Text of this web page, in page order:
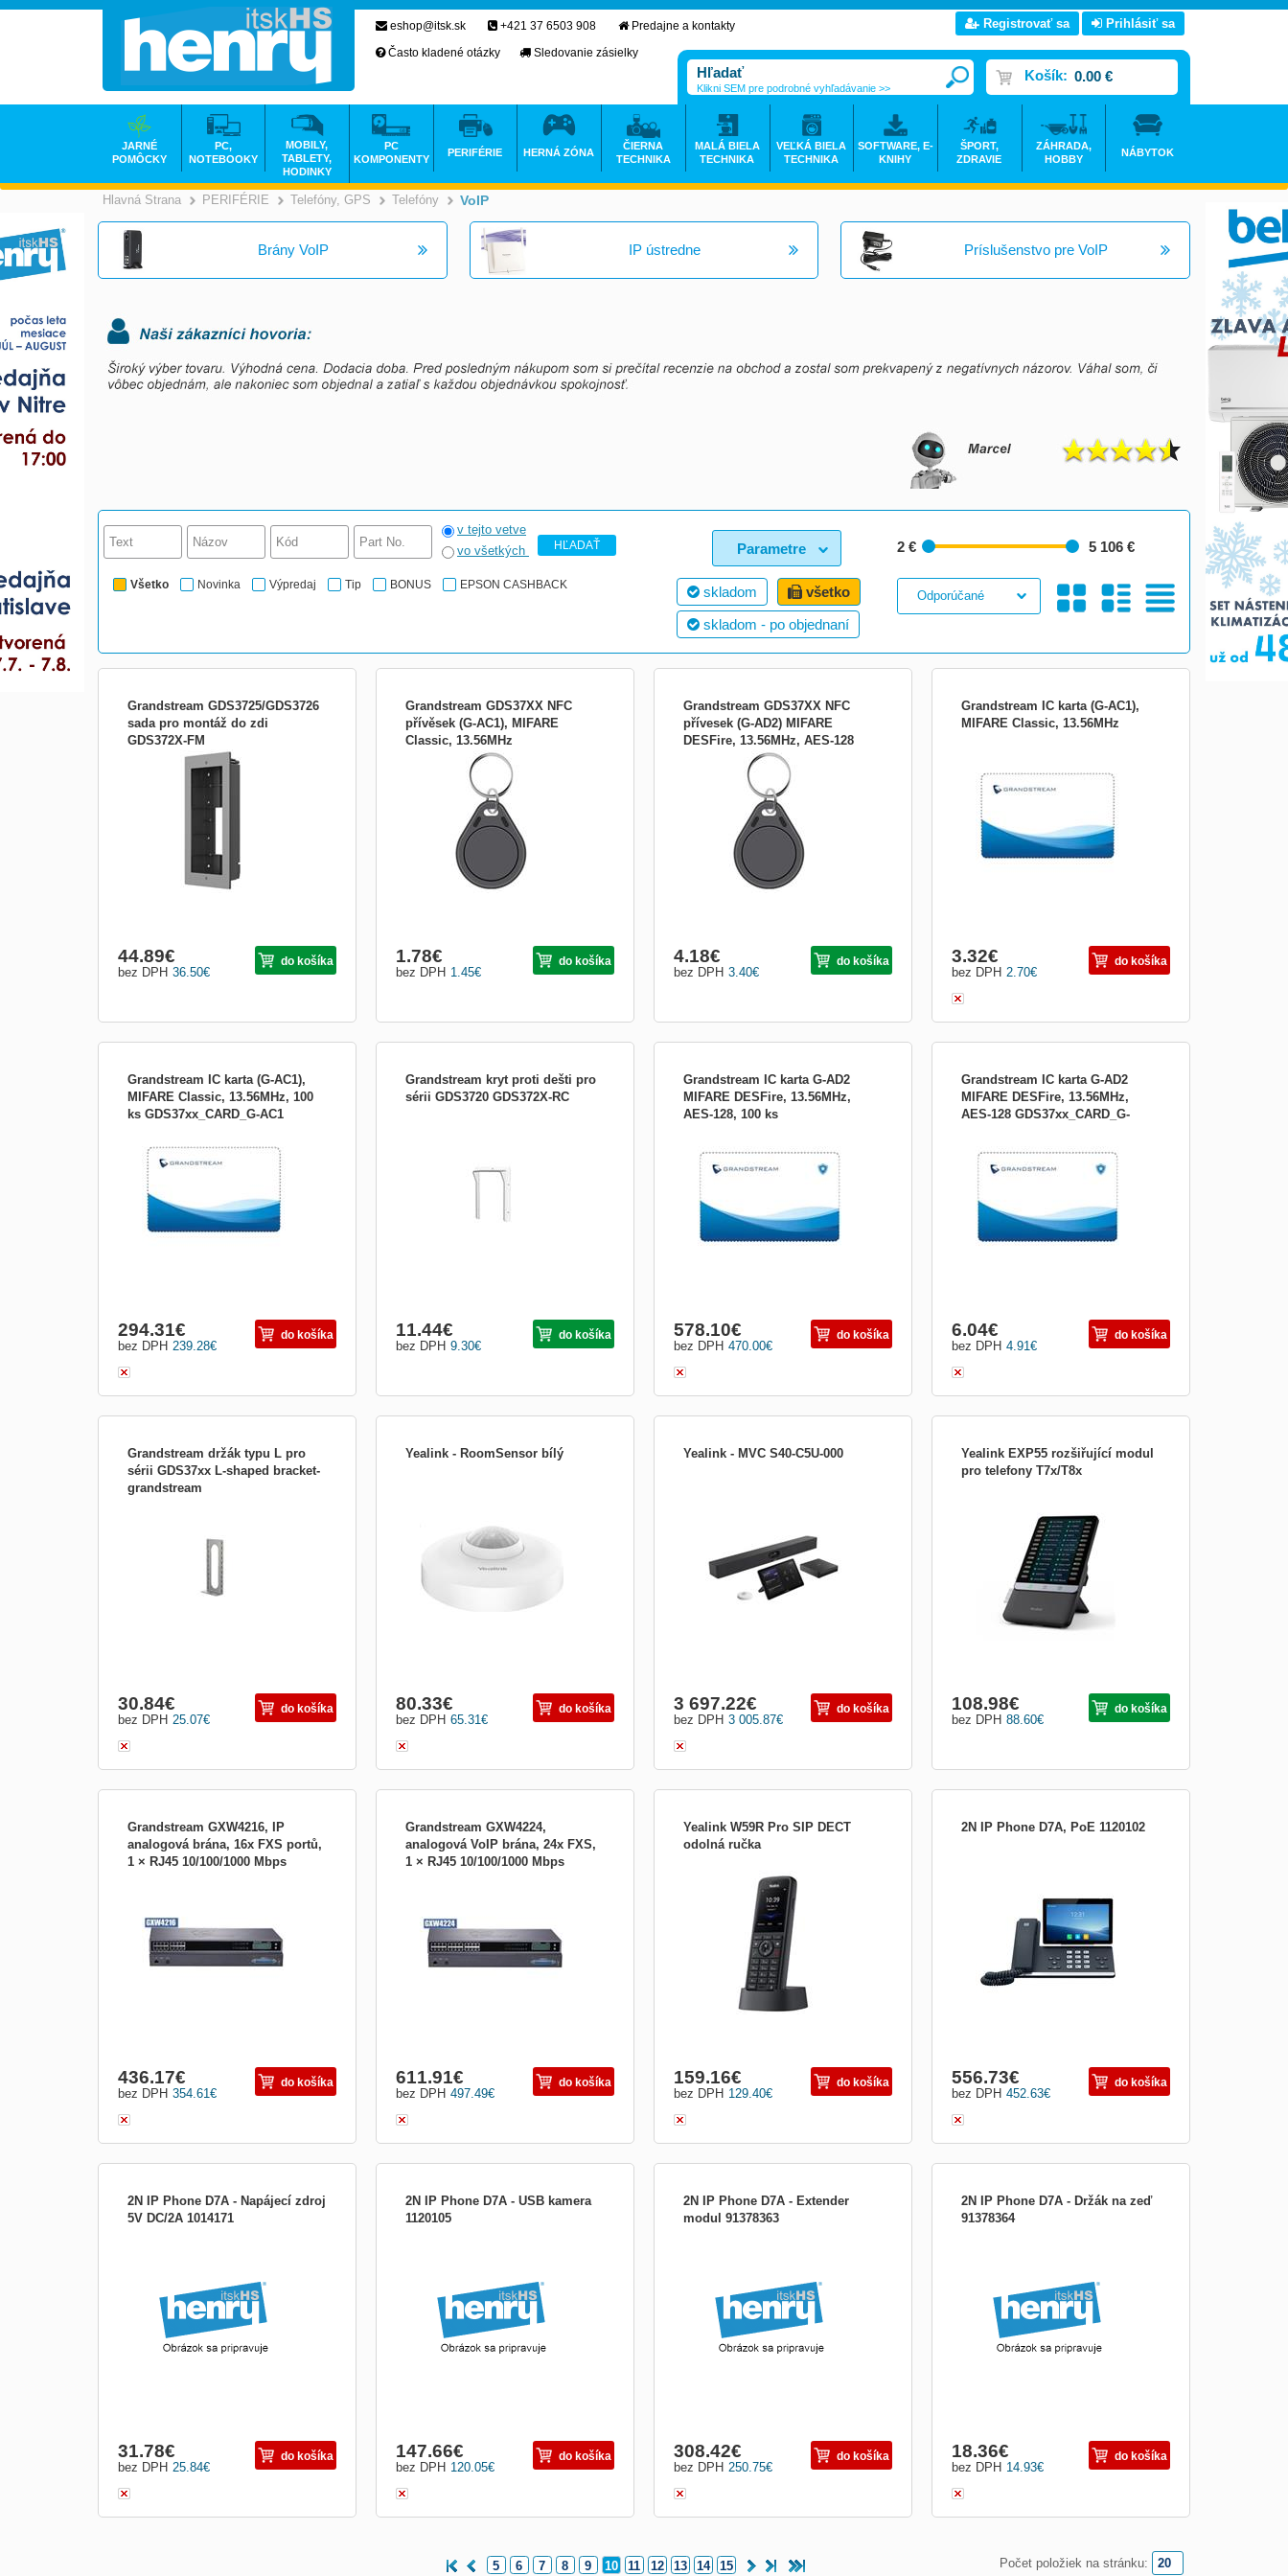
Hlavná Strana >
PERIFÉRIE >
Telefóny, GPS >
Telefóny >
VoIP
Brány VoIP IP ústredne Príslušenstvo pre VoIP
2 € 5 106 €
skladom
všetko
skladom - po objednaní
Parametre
v tejto vetve
vo všetkých
HĽADAŤ
Všetko Novinka Výpredaj Tip BONUS EPSON CASHBACK
Grandstream GDS3725/GDS3726
sada pro montáž do zdi
GDS372X-FM
Príslušenstvo:Rozširujúce konzoly
36.50€
bez DPH
44.89€ do košíka
Grandstream GDS37XX NFC
přívěsek (G-AC1), MIFARE
Classic, 13.56MHz
Príslušenstvo:Rozširujúce konzoly
1.45€
bez DPH
1.78€ do košíka
Grandstream GDS37XX NFC
přívesek (G-AD2) MIFARE
DESFire, 13.56MHz, AES-128
GDS37xx_FOB_G-AD2
Príslušenstvo:Rozširujúce konzoly
3.40€
bez DPH
4.18€ do košíka
Grandstream IC karta (G-AC1),
MIFARE Classic, 13.56MHz
2.70€
bez DPH
3.32€ do košíka
Grandstream IC karta (G-AC1),
MIFARE Classic, 13.56MHz, 100
ks GDS37xx_CARD_G-AC1
239.28€
bez DPH
294.31€ do košíka
Grandstream kryt proti dešti pro
sérii GDS3720 GDS372X-RC
9.30€
bez DPH
11.44€ do košíka
Grandstream IC karta G-AD2
MIFARE DESFire, 13.56MHz,
AES-128, 100 ks
470.00€
bez DPH
578.10€ do košíka
Grandstream IC karta G-AD2
MIFARE DESFire, 13.56MHz,
AES-128 GDS37xx_CARD_G-
4.91 €
bez DPH
6.04€ do košíka
Grandstream držák typu L pro
sérii GDS37xx L-shaped bracket-
grandstream
25.07€
bez DPH
30.84€ do košíka
Yealink - RoomSensor bílý
65.31 €
bez DPH
80.33€ do košíka
Yealink - MVC S40-C5U-000
3 005.87€
bez DPH
3 697.22€ do košíka
Yealink EXP55 rozšiřující modul
pro telefony T7x/T8x
príslušenstvo k VoIP
88.60€
bez DPH
108.98€ do košíka
Grandstream GXW4216, IP
analogová brána, 16x FXS portů,
1 × RJ45 10/100/1000 Mbps
354.61 €
bez DPH
436.17€ do košíka
Grandstream GXW4224,
analogová VoIP brána, 24x FXS,
1 × RJ45 10/100/1000 Mbps
497.49€
bez DPH
611.91€ do košíka
Yealink W59R Pro SIP DECT
odolná ručka
Typ zariadenia IP telefónie:Telefon;
Technológia IP telefónie:SIP, H323
129.40€
bez DPH
159.16€ do košíka
2N IP Phone D7A, PoE 1120102
SIP, Wi-Fi, Bluetooth 4.2, PoE, 16 SIP účtů,
27 DSS kláves, video kodek H.264, gigabit
452.63€
bez DPH
556.73€ do košíka
2N IP Phone D7A - Napájecí zdroj
5V DC/2A 1014171
25.84€
bez DPH
31.78€ do košíka
2N IP Phone D7A - USB kamera
1120105
120.05€
bez DPH
147.66€ do košíka
2N IP Phone D7A - Extender
modul 91378363
250.75€
bez DPH
308.42€ do košíka
2N IP Phone D7A - Držák na zeď
91378364
14.93€
bez DPH
18.36€ do košíka
Počet položiek na stránku:
5 6 7 8 9 10 11 12 13 14 15
eshop@itsk.sk +421 37 6503 908
Predajne a kontakty
Často kladené otázky
Sledovanie zásielky
Registrovať sa Prihlásiť sa
Košík: 0.00 €
Klikni SEM pre podrobné vyhľadávanie >>
JARNÉ
POMÔCKY
PC,
NOTEBOOKY
MOBILY,
TABLETY,
HODINKY
PC
KOMPONENTY
PERIFÉRIE HERNÁ ZÓNA
ČIERNA
TECHNIKA
MALÁ BIELA
TECHNIKA
VEĽKÁ BIELA
TECHNIKA
SOFTWARE, E-
KNIHY
ŠPORT,
ZDRAVIE
ZÁHRADA,
HOBBY
NÁBYTOK